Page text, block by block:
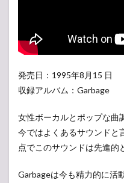
発売日：1995年8月15 日
収録アルバム：Garbage
女性ボーカルとポップな曲
今ではよくあるサウンドと
点でこのサウンドは先進的
Garbageは今も精力的に活